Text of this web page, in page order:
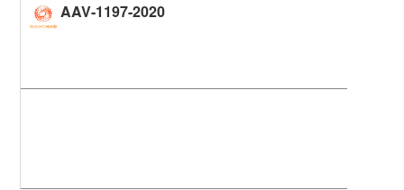
AAV-1197-2020